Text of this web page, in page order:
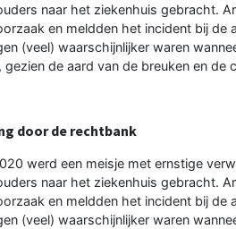
naar het ziekenhuis gebracht.
en meldden het incident bij de
(veel) waarschijnlijker waren
gezien de aard van de breuken en de
door de rechtbank
werd een meisje met ernstige
naar het ziekenhuis gebracht.
en meldden het incident bij de
(veel) waarschijnlijker waren